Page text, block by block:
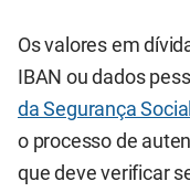
Os valores em
IBAN ou dados
da Segurança Social
o processo de
que deve verificar